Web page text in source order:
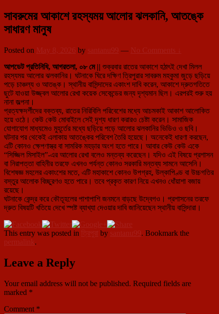
সাবরুমের আকাশে রহস্যময় আলোর ঝলকানি, আতঙ্কে
সাধারণ মানুষ
Posted on May 8, 2026 by santanu99 — No Comments ↓
আপডেট প্রতিনিধি, আগরতলা, ০৮ মে || শুক্রবার রাতের আকাশে হঠাৎই দেখা মিলল
রহস্যময় আলোর ঝলকানির। ঘটনাকে ঘিরে দক্ষিণ ত্রিপুরার সাবরুম মহকুমা জুড়ে ছড়িয়ে
পড়ে চাঞ্চল্য ও আতঙ্ক। স্থানীয় বাসিন্দাদের একাংশ দাবি করেন, আকাশে দ্রুতগতিতে
ছুটে যাওয়া উজ্জ্বল আলোর রেখা কয়েক সেকেন্ডের জন্য দৃশ্যমান ছিল। এরপরই শুরু হয়
নানা জল্পনা।
প্রত্যক্ষদর্শীদের বক্তব্য, রাতের নিরিবিলি পরিবেশের মধ্যে আচমকাই আকাশ আলোকিত
হয়ে ওঠে। কেউ কেউ মোবাইলে সেই দৃশ্য ধারণ করারও চেষ্টা করেন। সামাজিক
যোগাযোগ মাধ্যমেও মুহূর্তের মধ্যে ছড়িয়ে পড়ে আলোর ঝলকানির ভিডিও ও ছবি।
ঘটনার পর থেকেই এলাকায় আতঙ্কের পরিবেশ তৈরি হয়েছে। অনেকেই ধারণা করছেন,
এটি কোনও ক্ষেপণাস্ত্র বা সামরিক মহড়ার অংশ হতে পারে। আবার কেউ কেউ একে
“সিজ্জিল মিসাইল”-এর আলোর রেখা বলেও মন্তব্য করেছেন। যদিও এই বিষয়ে প্রশাসন
বা নিরাপত্তা বাহিনীর তরফে এখনও পর্যন্ত কোনও সরকারি মন্তব্য সামনে আসেনি।
বিশেষজ্ঞ মহলের একাংশের মতে, এটি মহাকাশে কোনও উপগ্রহ, উল্কাপিণ্ড বা উচ্চগতির
বস্তুর আলোক বিচ্ছুরণও হতে পারে। তবে প্রকৃত কারণ নিয়ে এখনও ধোঁয়াশা বজায়
রয়েছে।
ঘটনাকে কেন্দ্র করে কৌতূহলের পাশাপাশি জনমনে বাড়ছে উদ্বেগও। প্রশাসনের তরফে
দ্রুত বিষয়টি খতিয়ে দেখে স্পষ্ট ব্যাখ্যা দেওয়ার দাবি জানিয়েছেন স্থানীয় বাসিন্দারা।
This entry was posted in ত্রিপুরা by santanu99. Bookmark the
permalink.
Leave a Reply
Your email address will not be published. Required fields are
marked *
Comment *